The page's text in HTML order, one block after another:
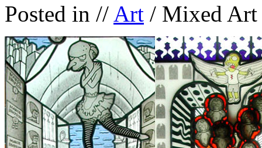
Posted in // Art / Mixed Art